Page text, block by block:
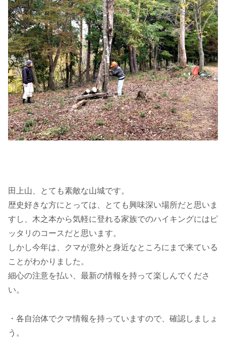
田上山、とても素敵な山城です。
歴史好きな方にとっては、とても興味深い場所だと思いま
すし、木之本から気軽に登れる家族でのハイキングにはピ
ッタリのコースだと思います。
しかし今年は、クマが意外と身近なところにまで来ている
ことがわかりました。
細心の注意を払い、最新の情報を持って楽しんでくださ
い。
・各自治体でクマ情報を持っていますので、確認しましょ
う。